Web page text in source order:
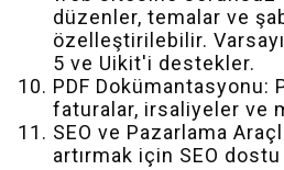
düzenler, temalar ve
özelleştirilebilir.
5 ve Uikit'i destekler.
PDF Dokümantasyonu:
faturalar, irsaliyeler ve
SEO ve Pazarlama
artırmak için SEO dostu